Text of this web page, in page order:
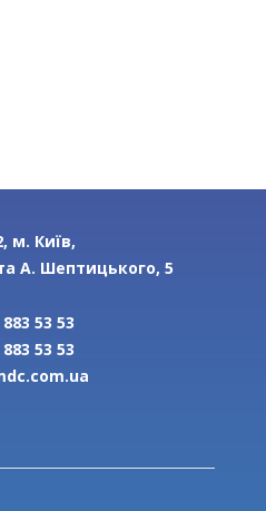
м. Київ,
А. Шептицького, 5
53 53
53 53